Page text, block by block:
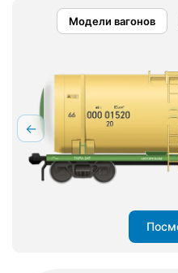
Модели вагонов
←